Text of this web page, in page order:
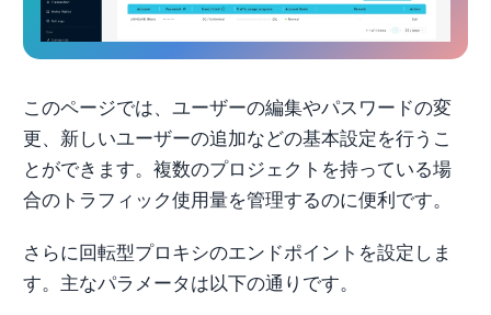
このページでは、ユーザーの編集やパスワードの変
更、新しいユーザーの追加などの基本設定を行うこ
とができます。複数のプロジェクトを持っている場
合のトラフィック使用量を管理するのに便利です。
さらに回転型プロキシのエンドポイントを設定しま
す。主なパラメータは以下の通りです。